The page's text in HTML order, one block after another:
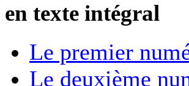
en texte intégral
Le premier
Le deuxième